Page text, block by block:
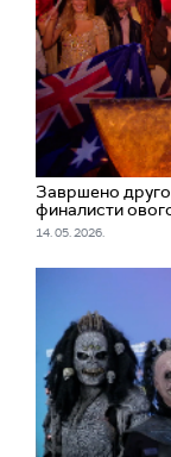
Завршено
финалисти
14. 05. 2026.